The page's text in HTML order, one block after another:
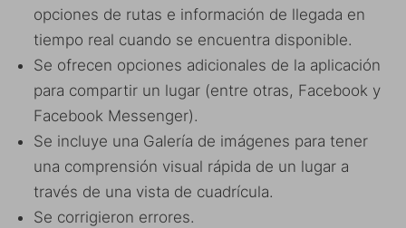
opciones de rutas e información de llegada en
tiempo real cuando se encuentra disponible.
Se ofrecen opciones adicionales de la aplicación
para compartir un lugar (entre otras, Facebook y
Facebook Messenger).
Se incluye una Galería de imágenes para tener
una comprensión visual rápida de un lugar a
través de una vista de cuadrícula.
Se corrigieron errores.